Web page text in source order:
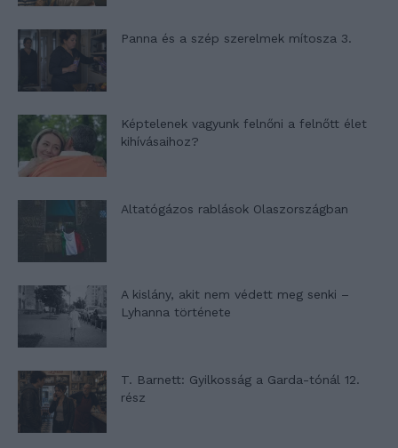
Panna és a szép szerelmek mítosza 3.
Képtelenek vagyunk felnőni a felnőtt élet
kihívásaihoz?
Altatógázos rablások Olaszországban
A kislány, akit nem védett meg senki –
Lyhanna története
T. Barnett: Gyilkosság a Garda-tónál 12.
rész